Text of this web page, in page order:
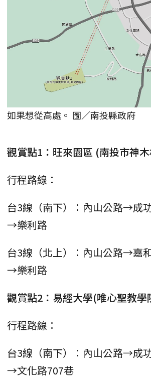
如果想從高處。 圖／南投縣政府
觀賞點1：旺來園區 (南投市神
行程路線：
台3線（南下）：內山公路→成
→樂利路
台3線（北上）：內山公路→嘉
→樂利路
觀賞點2：易經大學(唯心聖教學
行程路線：
台3線（南下）：內山公路→成
→文化路707巷